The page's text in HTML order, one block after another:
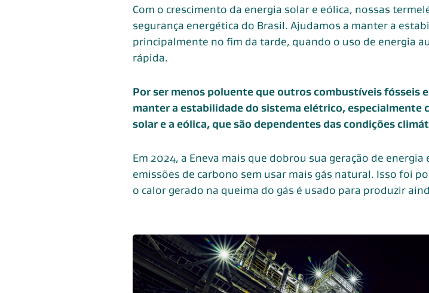
Com o crescimento da energia solar e eólica, nossas
segurança energética do Brasil. Ajudamos a manter a
principalmente no fim da tarde, quando o uso de energia
rápida.
Por ser menos poluente que outros combustíveis fósseis
manter a estabilidade do sistema elétrico, especialmente
solar e a eólica, que são dependentes das condições
Em 2024, a Eneva mais que dobrou sua geração de
emissões de carbono sem usar mais gás natural. Isso foi
o calor gerado na queima do gás é usado para produzir